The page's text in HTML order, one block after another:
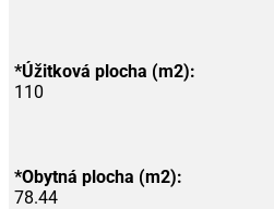
*Úžitková plocha (m2):
110
*Obytná plocha (m2):
78.44